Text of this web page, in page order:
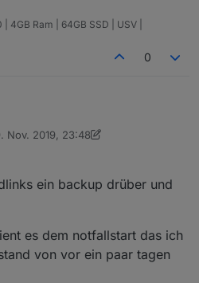
4GB Ram | 64GB SSD | USV |
0
ZITAT ->Dazu werden alle
VIS etc. gesichert.
Skripte, VIS und Userdaten
sollen, wiso sind die Ordner
die ich mir im Adapter gewünscht
gefunden habe. Und wenn ich
bunt durcheinander
her...
User verwirrend das Ordner
(so nimmt der normale User an)
liegen sollen.
in der backup.json gesichert?
Nov. 2019, 23:48
von MesserMike
ein backup drüber und
es dem notfallstart das ich
von vor ein paar tagen